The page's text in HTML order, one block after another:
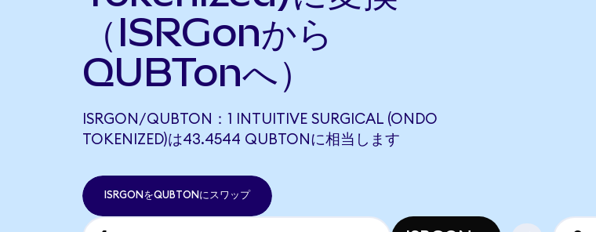
（ISRGonから
QUBTonへ）
ISRGON/QUBTON：1 INTUITIVE SURGICAL (ONDO
TOKENIZED)は43.4544 QUBTONに相当します
ISRGONをQUBTONにスワップ